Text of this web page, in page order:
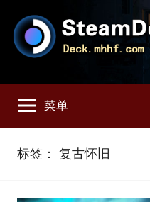
SteamDeck
中
文
享
SteamDeck
用
菜单
标签： 复古怀旧